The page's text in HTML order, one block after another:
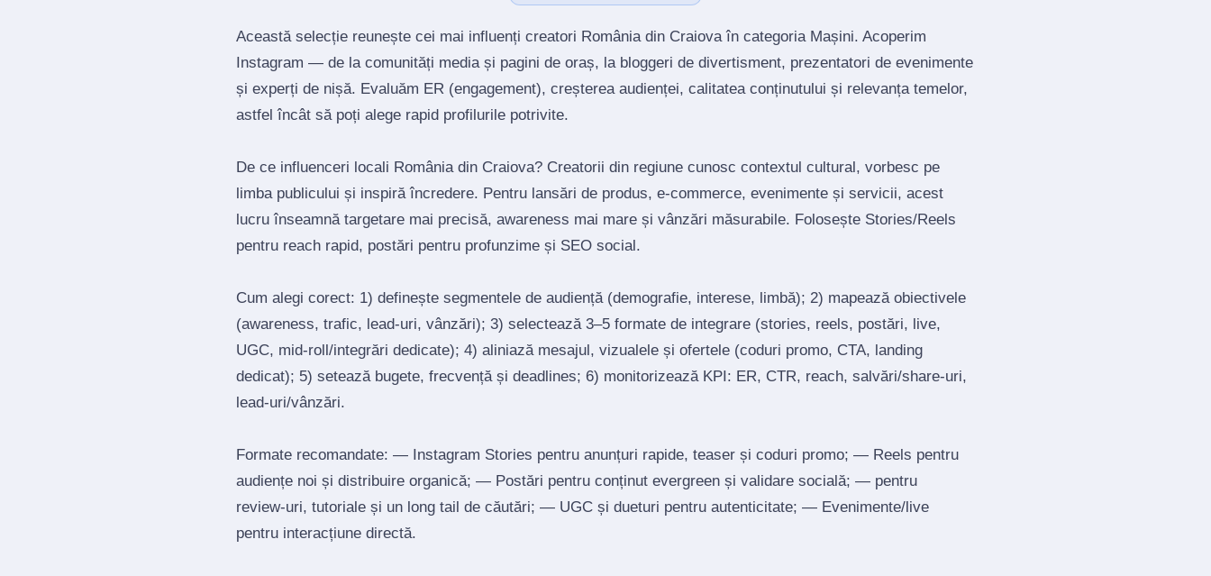
Această selecție reunește cei mai influenți creatori România din Craiova în categoria Mașini. Acoperim
Instagram — de la comunități media și pagini de oraș, la bloggeri de divertisment, prezentatori de evenimente
și experți de nișă. Evaluăm ER (engagement), creșterea audienței, calitatea conținutului și relevanța temelor,
astfel încât să poți alege rapid profilurile potrivite.
De ce influenceri locali România din Craiova? Creatorii din regiune cunosc contextul cultural, vorbesc pe
limba publicului și inspiră încredere. Pentru lansări de produs, e‑commerce, evenimente și servicii, acest
lucru înseamnă targetare mai precisă, awareness mai mare și vânzări măsurabile. Folosește Stories/Reels
pentru reach rapid, postări pentru profunzime și SEO social.
Cum alegi corect: 1) definește segmentele de audiență (demografie, interese, limbă); 2) mapează obiectivele
(awareness, trafic, lead‑uri, vânzări); 3) selectează 3–5 formate de integrare (stories, reels, postări, live,
UGC, mid‑roll/integrări dedicate); 4) aliniază mesajul, vizualele și ofertele (coduri promo, CTA, landing
dedicat); 5) setează bugete, frecvență și deadlines; 6) monitorizează KPI: ER, CTR, reach, salvări/share‑uri,
lead‑uri/vânzări.
Formate recomandate: — Instagram Stories pentru anunțuri rapide, teaser și coduri promo; — Reels pentru
audiențe noi și distribuire organică; — Postări pentru conținut evergreen și validare socială; — pentru
review‑uri, tutoriale și un long tail de căutări; — UGC și dueturi pentru autenticitate; — Evenimente/live
pentru interacțiune directă.